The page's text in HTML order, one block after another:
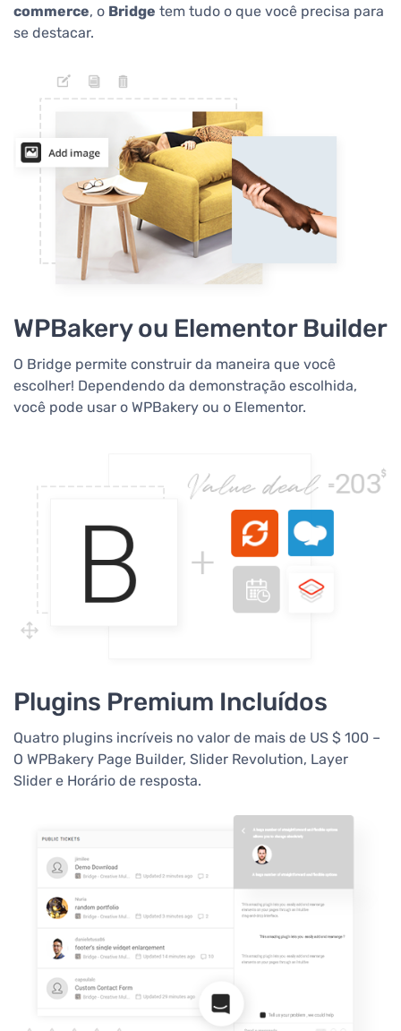
commerce, o Bridge tem tudo o que você precisa para
se destacar.
WPBakery ou Elementor Builder
O Bridge permite construir da maneira que você
escolher! Dependendo da demonstração escolhida,
você pode usar o WPBakery ou o Elementor.
Plugins Premium Incluídos
Quatro plugins incríveis no valor de mais de US $ 100 –
O WPBakery Page Builder, Slider Revolution, Layer
Slider e Horário de resposta.